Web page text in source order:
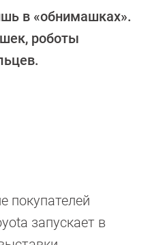
в «обнимашках».
роботы
покупателей
запускает в